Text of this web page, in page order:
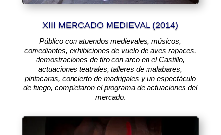
XIII MERCADO MEDIEVAL (2014)
Público con atuendos medievales, músicos,
comediantes, exhibiciones de vuelo de aves rapaces,
demostraciones de tiro con arco en el Castillo,
actuaciones teatrales, talleres de malabares,
pintacaras, concierto de madrigales y un espectáculo
de fuego, completaron el programa de actuaciones del
mercado.